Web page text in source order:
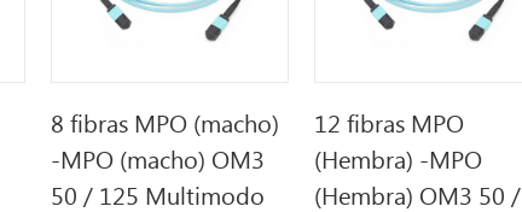
8 fibras MPO (macho)
-MPO (macho) OM3
50 / 125 Multimodo
12 fibras MPO
(Hembra) -MPO
(Hembra) OM3 50 /